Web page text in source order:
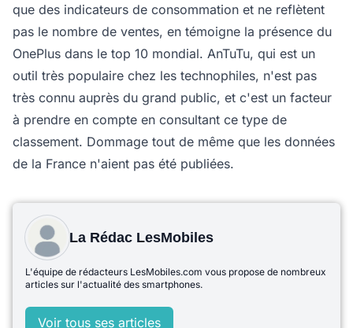
que des indicateurs de consommation et ne reflètent
pas le nombre de ventes, en témoigne la présence du
OnePlus dans le top 10 mondial. AnTuTu, qui est un
outil très populaire chez les technophiles, n'est pas
très connu auprès du grand public, et c'est un facteur
à prendre en compte en consultant ce type de
classement. Dommage tout de même que les données
de la France n'aient pas été publiées.
La Rédac LesMobiles
L'équipe de rédacteurs LesMobiles.com vous propose de nombreux
articles sur l'actualité des smartphones.
Voir tous ses articles